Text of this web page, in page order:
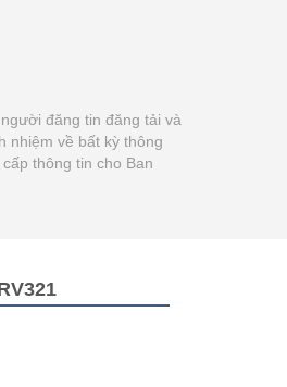
đăng tin đăng tải và
nhiệm về bất kỳ thông
thông tin cho Ban